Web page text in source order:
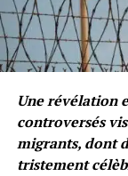
Une révélation
controversés
migrants, dont
tristement